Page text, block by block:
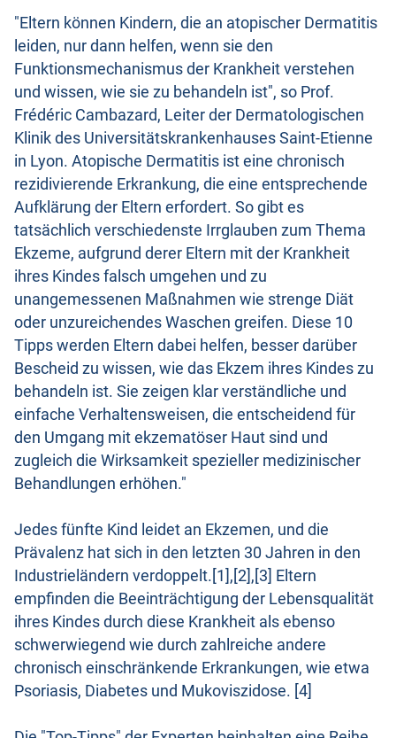
"Eltern können Kindern, die an atopischer Dermatitis
leiden, nur dann helfen, wenn sie den
Funktionsmechanismus der Krankheit verstehen
und wissen, wie sie zu behandeln ist", so Prof.
Frédéric Cambazard, Leiter der Dermatologischen
Klinik des Universitätskrankenhauses Saint-Etienne
in Lyon. Atopische Dermatitis ist eine chronisch
rezidivierende Erkrankung, die eine entsprechende
Aufklärung der Eltern erfordert. So gibt es
tatsächlich verschiedenste Irrglauben zum Thema
Ekzeme, aufgrund derer Eltern mit der Krankheit
ihres Kindes falsch umgehen und zu
unangemessenen Maßnahmen wie strenge Diät
oder unzureichendes Waschen greifen. Diese 10
Tipps werden Eltern dabei helfen, besser darüber
Bescheid zu wissen, wie das Ekzem ihres Kindes zu
behandeln ist. Sie zeigen klar verständliche und
einfache Verhaltensweisen, die entscheidend für
den Umgang mit ekzematöser Haut sind und
zugleich die Wirksamkeit spezieller medizinischer
Behandlungen erhöhen."
Jedes fünfte Kind leidet an Ekzemen, und die
Prävalenz hat sich in den letzten 30 Jahren in den
Industrieländern verdoppelt.[1],[2],[3] Eltern
empfinden die Beeinträchtigung der Lebensqualität
ihres Kindes durch diese Krankheit als ebenso
schwerwiegend wie durch zahlreiche andere
chronisch einschränkende Erkrankungen, wie etwa
Psoriasis, Diabetes und Mukoviszidose. [4]